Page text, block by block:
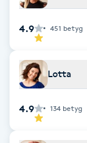
Diamantslipning
Extensions
4.9 451 betyg
Lotta
4.9 134 betyg